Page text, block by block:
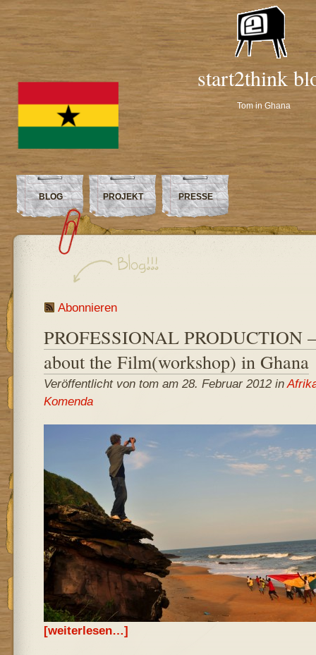
start2think
Tom in Ghana
BLOG PROJEKT PRESSE
Abonnieren
PROFESSIONAL PRODUCTION
about the Film(workshop) in Ghana
Veröffentlicht von tom am 28. Februar 2012 in
Komenda
[weiterlesen…]